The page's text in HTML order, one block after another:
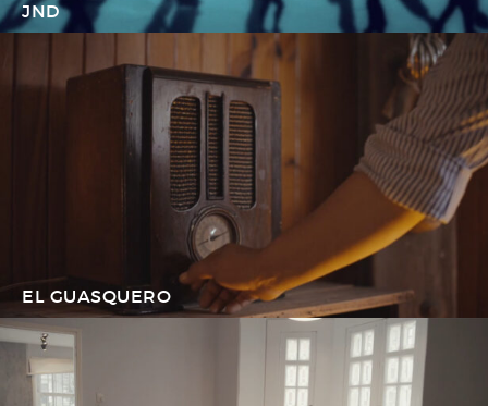
JND
EL GUASQUERO